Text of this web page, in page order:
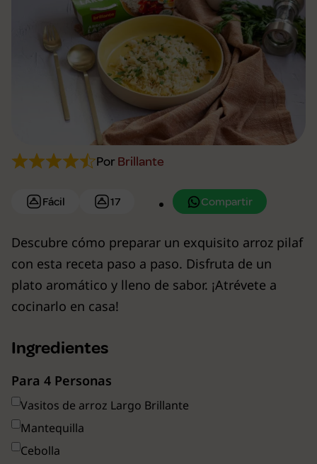
Por Brillante
Fácil 17 Compartir
Descubre cómo preparar un exquisito arroz pilaf
con esta receta paso a paso. Disfruta de un
plato aromático y lleno de sabor. ¡Atrévete a
cocinarlo en casa!
Ingredientes
Para 4 Personas
Vasitos de arroz Largo Brillante
Mantequilla
Cebolla